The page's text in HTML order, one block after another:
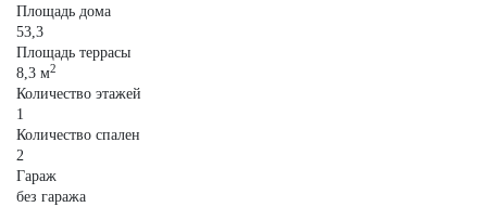
Площадь дома
53,3
Площадь террасы
8,3 м2
Количество этажей
1
Количество спален
2
Гараж
без гаража